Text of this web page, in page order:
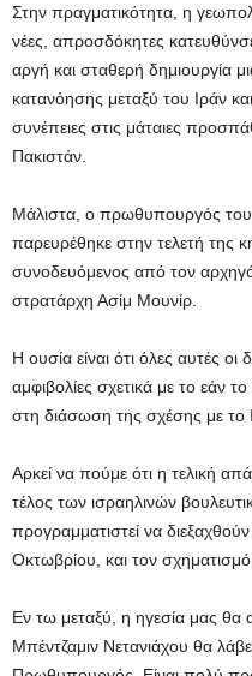
Στην πραγματικότητα, η
νέες, απροσδόκητες
αργή και σταθερή δημιουργία
κατανόησης μεταξύ του Ιράν
συνέπειες στις μάταιες
Πακιστάν.
Μάλιστα, ο πρωθυπουργός
παρευρέθηκε στην τελετή της
συνοδευόμενος από τον αρχηγό
στρατάρχη Ασίμ Μουνίρ.
Η ουσία είναι ότι όλες αυτές οι
αμφιβολίες σχετικά με το εάν το
στη διάσωση της σχέσης με το
Αρκεί να πούμε ότι η τελική
τέλος των ισραηλινών
προγραμματιστεί να
Οκτωβρίου, και τον
Εν τω μεταξύ, η ηγεσία μας θα
Μπέντζαμιν Νετανιάχου θα